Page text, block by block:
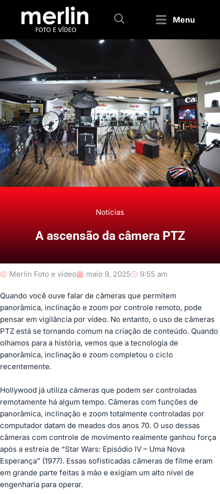
Menu
Notícias
A ascensão da câmera PTZ
Merlin Foto e vídeo maio 9, 2025 9:55 am
Quando você ouve falar de câmeras que permitem
panorâmica, inclinação e zoom por controle remoto, pode
pensar em vigilância por vídeo. No entanto, o uso de câmeras
PTZ está se tornando comum na criação de conteúdo. Quando
olhamos para a história, vemos que a tecnologia de
panorâmica, inclinação e zoom completou o ciclo
recentemente.
Hollywood já utiliza câmeras que podem ser controladas
remotamente há algum tempo. Câmeras com funções de
panorâmica, inclinação e zoom totalmente controladas por
computador datam de meados dos anos 70. O uso dessas
câmeras com controle de movimento realmente ganhou força
após a estreia de “Star Wars: Episódio IV – Uma Nova
Esperança” (1977). Essas sofisticadas câmeras de filme eram
em grande parte feitas à mão e exigiam um alto nível de
engenharia para operar.